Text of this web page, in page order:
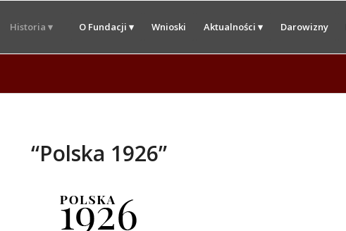
Historia ▾ O Fundacji ▾ Wnioski Aktualności ▾ Darowizny
“Polska 1926”